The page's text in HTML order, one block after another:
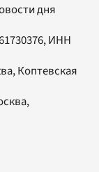
дня
ИНН
Коптевская
,